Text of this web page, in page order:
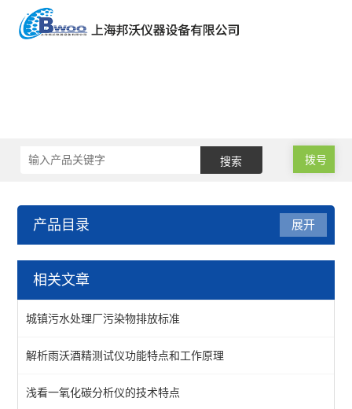
拨号
产品目录
声级计/噪音计/振动测试仪
展开
相关文章
城镇污水处理厂污染物排放标准
解析雨沃酒精测试仪功能特点和工作原理
浅看一氧化碳分析仪的技术特点